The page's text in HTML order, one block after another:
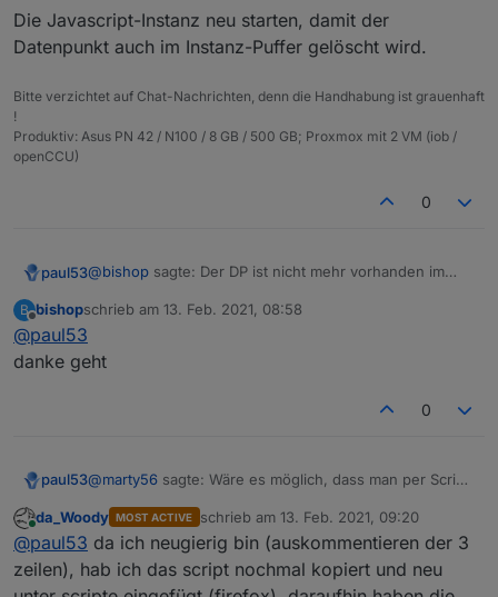
Die Javascript-Instanz neu starten, damit der
Datenpunkt auch im Instanz-Puffer gelöscht wird.
Bitte verzichtet auf Chat-Nachrichten, denn die Handhabung ist grauenhaft
!
Produktiv: Asus PN 42 / N100 / 8 GB / 500 GB; Proxmox mit 2 VM (iob /
openCCU)
0
paul53@bishop sagte: Der DP ist nicht mehr vorhanden im
Die Javascript-Instanz neu starten, damit der
B
Offline
bishopschrieb am 13. Feb. 2021, 08:58
zuletzt editiert von
@paul53
danke geht
0
paul53@marty56 sagte: Wäre es möglich, dass man per Script
Man kann das Script durch Auskommentieren von 3
Zeilen so ändern, dass es überschreibt: Im Orginal
Zeilen 29, 30 und 73.
Anschließend nicht vergessen, die Änderung
Online
da_Woody MOST ACTIVE schrieb am 13. Feb. 2021, 09:20
zuletzt editiert von
@paul53 da ich neugierig bin (auskommentieren der 3
zeilen), hab ich das script nochmal kopiert und neu